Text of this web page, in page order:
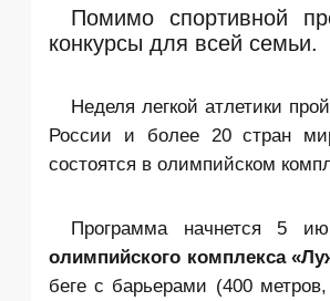
Помимо спортивной
конкурсы для всей семьи.
Неделя легкой атлетики
России и более 20 стран
состоятся в олимпийском
Программа начнется 5
олимпийского комплекса
беге с барьерами (400